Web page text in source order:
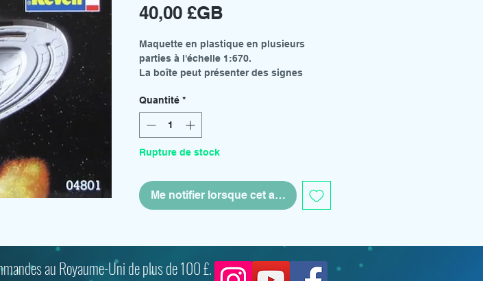
40,00 £GB
Maquette en plastique en plusieurs
parties à l'échelle 1:670.
La boîte peut présenter des signes
Quantité *
Rupture de stock
Me notifier lorsque cet article est disponible
au Royaume-Uni de plus de 100 £.